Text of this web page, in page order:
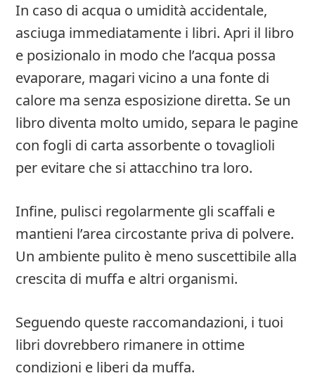
In caso di acqua o umidità accidentale,
asciuga immediatamente i libri. Apri il libro
e posizionalo in modo che l’acqua possa
evaporare, magari vicino a una fonte di
calore ma senza esposizione diretta. Se un
libro diventa molto umido, separa le pagine
con fogli di carta assorbente o tovaglioli
per evitare che si attacchino tra loro.
Infine, pulisci regolarmente gli scaffali e
mantieni l’area circostante priva di polvere.
Un ambiente pulito è meno suscettibile alla
crescita di muffa e altri organismi.
Seguendo queste raccomandazioni, i tuoi
libri dovrebbero rimanere in ottime
condizioni e liberi da muffa.